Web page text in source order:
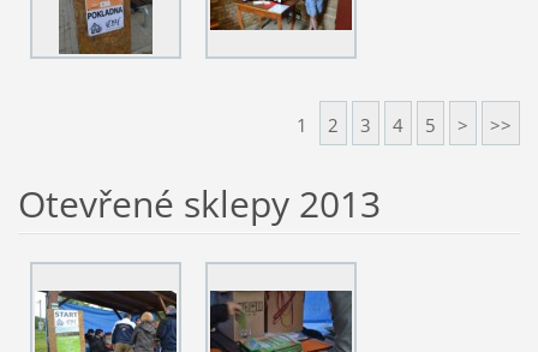
1 2 3 4 5 > >>
Otevřené sklepy 2013